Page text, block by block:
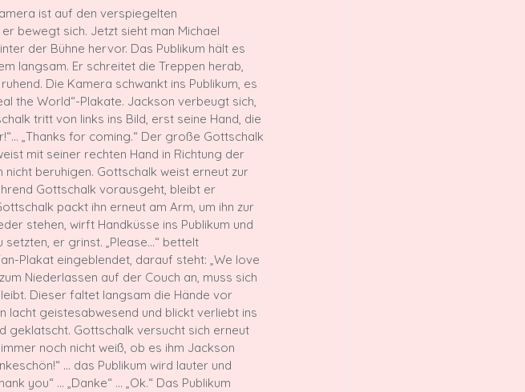
ist auf den verspiegelten
bewegt sich. Jetzt sieht man Michael
der Bühne hervor. Das Publikum hält es
langsam. Er schreitet die Treppen herab,
Die Kamera schwankt ins Publikum, es
the World“-Plakate. Jackson verbeugt sich,
tritt von links ins Bild, erst seine Hand, die
„Thanks for coming.“ Der große Gottschalk
mit seiner rechten Hand in Richtung der
nicht beruhigen. Gottschalk weist erneut zur
Gottschalk vorausgeht, bleibt er
packt ihn erneut am Arm, um ihn zur
stehen, wirft Handküsse ins Publikum und
er grinst. „Please…“ bettelt
Plakat eingeblendet, darauf steht: „We love
Niederlassen auf der Couch an, muss sich
Dieser faltet langsam die Hände vor
lacht geistesabwesend und blickt verliebt ins
geklatscht. Gottschalk versucht sich erneut
noch nicht weiß, ob es ihm Jackson
… das Publikum wird lauter und
you“ … „Danke“ … „Ok.“ Das Publikum